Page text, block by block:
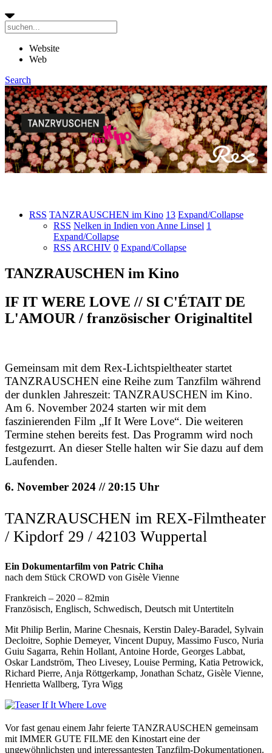
Website
Web
Search
RSS TANZRAUSCHEN im Kino 13 Expand/Collapse
RSS Nelken in Indien von Anne Linsel 1
Expand/Collapse
RSS ARCHIV 0 Expand/Collapse
TANZRAUSCHEN im Kino
IF IT WERE LOVE // SI C'ÉTAIT DE
L'AMOUR / französischer Originaltitel
Gemeinsam mit dem Rex-Lichtspieltheater startet
TANZRAUSCHEN eine Reihe zum Tanzfilm während
der dunklen Jahreszeit: TANZRAUSCHEN im Kino.
Am 6. November 2024 starten wir mit dem
faszinierenden Film „If It Were Love“. Die weiteren
Termine stehen bereits fest. Das Programm wird noch
festgezurrt. An dieser Stelle halten wir Sie dazu auf dem
Laufenden.
6. November 2024 // 20:15 Uhr
TANZRAUSCHEN im REX-Filmtheater
/ Kipdorf 29 / 42103 Wuppertal
Ein Dokumentarfilm von Patric Chiha
nach dem Stück CROWD von Gisèle Vienne
Frankreich – 2020 – 82min
Französisch, Englisch, Schwedisch, Deutsch mit Untertiteln
Mit Philip Berlin, Marine Chesnais, Kerstin Daley-Baradel, Sylvain
Decloitre, Sophie Demeyer, Vincent Dupuy, Massimo Fusco, Nuria
Guiu Sagarra, Rehin Hollant, Antoine Horde, Georges Labbat,
Oskar Landström, Theo Livesey, Louise Perming, Katia Petrowick,
Richard Pierre, Anja Röttgerkamp, Jonathan Schatz, Gisèle Vienne,
Henrietta Wallberg, Tyra Wigg
Vor fast genau einem Jahr feierte TANZRAUSCHEN gemeinsam
mit IMMER GUTE FILME den Kinostart eine der
ungewöhnlichsten und interessantesten Tanzfilm-Dokumentationen.